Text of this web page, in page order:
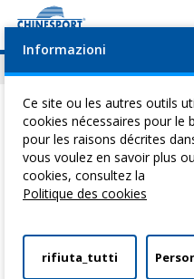
Actualités Evénements
Vous êtes ici: Home>
Informazioni
Ce site ou les autres outils
cookies nécessaires pour
pour les raisons décrites
vous voulez en savoir plus
cookies, consultez la
Politique des cookies
rifiuta_tutti